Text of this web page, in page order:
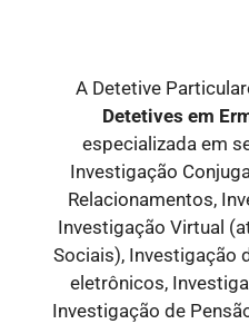
A Detetive
Detetives em
especializada em
Investigação
Relacionamentos,
Investigação Virtual
Sociais), Investigação
eletrônicos,
Investigação de